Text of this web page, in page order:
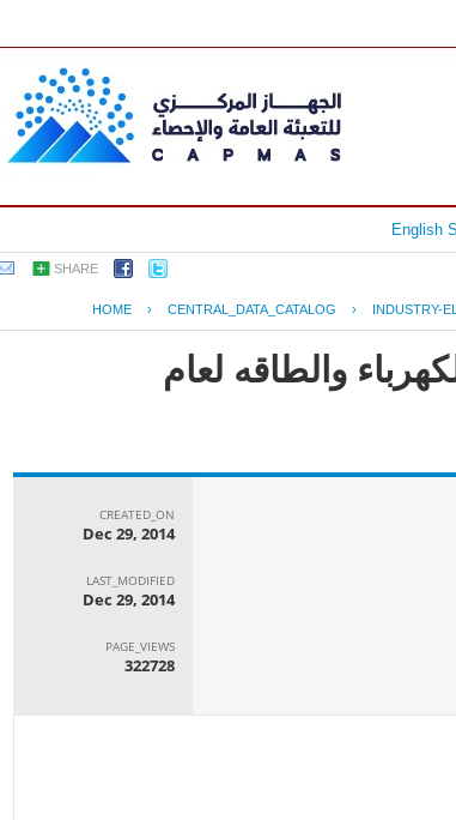
English
SHARE
HOME › CENTRAL_DATA_CATALOG › INDUSTRY-
والطاقه لعام
CREATED_ON
Dec 29, 2014
LAST_MODIFIED
Dec 29, 2014
PAGE_VIEWS
322728